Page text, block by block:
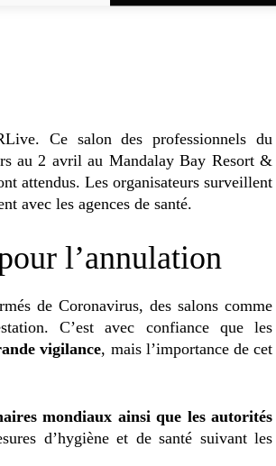
Ce salon des professionnels du
au 2 avril au Mandalay Bay Resort &
attendus. Les organisateurs surveillent
avec les agences de santé.
l’annulation
de Coronavirus, des salons comme
C’est avec confiance que les
vigilance, mais l’importance de cet
mondiaux ainsi que les autorités
d’hygiène et de santé suivant les